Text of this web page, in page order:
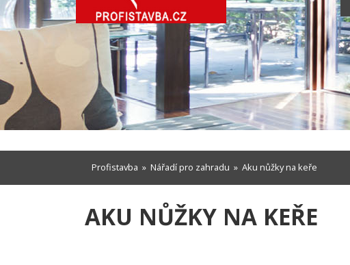
Profistavba » Nářadí pro zahradu » Aku nůžky na keře
AKU NŮŽKY NA KEŘE